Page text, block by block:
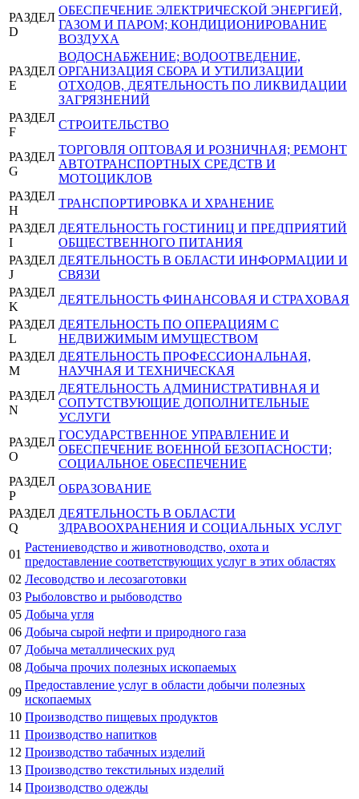
РАЗДЕЛ
D
ОБЕСПЕЧЕНИЕ ЭЛЕКТРИЧЕСКОЙ ЭНЕРГИЕЙ,
ГАЗОМ И ПАРОМ; КОНДИЦИОНИРОВАНИЕ
ВОЗДУХА
РАЗДЕЛ
E
ВОДОСНАБЖЕНИЕ; ВОДООТВЕДЕНИЕ,
ОРГАНИЗАЦИЯ СБОРА И УТИЛИЗАЦИИ
ОТХОДОВ, ДЕЯТЕЛЬНОСТЬ ПО ЛИКВИДАЦИИ
ЗАГРЯЗНЕНИЙ
РАЗДЕЛ
F
СТРОИТЕЛЬСТВО
РАЗДЕЛ
G
ТОРГОВЛЯ ОПТОВАЯ И РОЗНИЧНАЯ; РЕМОНТ
АВТОТРАНСПОРТНЫХ СРЕДСТВ И
МОТОЦИКЛОВ
РАЗДЕЛ
H
ТРАНСПОРТИРОВКА И ХРАНЕНИЕ
РАЗДЕЛ
I
ДЕЯТЕЛЬНОСТЬ ГОСТИНИЦ И ПРЕДПРИЯТИЙ
ОБЩЕСТВЕННОГО ПИТАНИЯ
РАЗДЕЛ
J
ДЕЯТЕЛЬНОСТЬ В ОБЛАСТИ ИНФОРМАЦИИ И
СВЯЗИ
РАЗДЕЛ
K
ДЕЯТЕЛЬНОСТЬ ФИНАНСОВАЯ И СТРАХОВАЯ
РАЗДЕЛ
L
ДЕЯТЕЛЬНОСТЬ ПО ОПЕРАЦИЯМ С
НЕДВИЖИМЫМ ИМУЩЕСТВОМ
РАЗДЕЛ
M
ДЕЯТЕЛЬНОСТЬ ПРОФЕССИОНАЛЬНАЯ,
НАУЧНАЯ И ТЕХНИЧЕСКАЯ
РАЗДЕЛ
N
ДЕЯТЕЛЬНОСТЬ АДМИНИСТРАТИВНАЯ И
СОПУТСТВУЮЩИЕ ДОПОЛНИТЕЛЬНЫЕ
УСЛУГИ
РАЗДЕЛ
O
ГОСУДАРСТВЕННОЕ УПРАВЛЕНИЕ И
ОБЕСПЕЧЕНИЕ ВОЕННОЙ БЕЗОПАСНОСТИ;
СОЦИАЛЬНОЕ ОБЕСПЕЧЕНИЕ
РАЗДЕЛ
P
ОБРАЗОВАНИЕ
РАЗДЕЛ
Q
ДЕЯТЕЛЬНОСТЬ В ОБЛАСТИ
ЗДРАВООХРАНЕНИЯ И СОЦИАЛЬНЫХ УСЛУГ
01
Растениеводство и животноводство, охота и
предоставление соответствующих услуг в этих областях
02 Лесоводство и лесозаготовки
03 Рыболовство и рыбоводство
05 Добыча угля
06 Добыча сырой нефти и природного газа
07 Добыча металлических руд
08 Добыча прочих полезных ископаемых
09
Предоставление услуг в области добычи полезных
ископаемых
10 Производство пищевых продуктов
11 Производство напитков
12 Производство табачных изделий
13 Производство текстильных изделий
14 Производство одежды